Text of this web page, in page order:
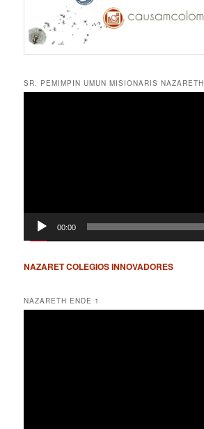
SR. PEMIMPIN UMUN MISIONARIS NAZARETH
00:00
NAZARET COLEGIOS INNOVADORES
NAZARETH ENDE 1